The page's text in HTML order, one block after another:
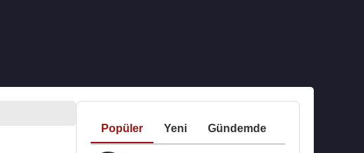
Popüler Yeni Gündemde